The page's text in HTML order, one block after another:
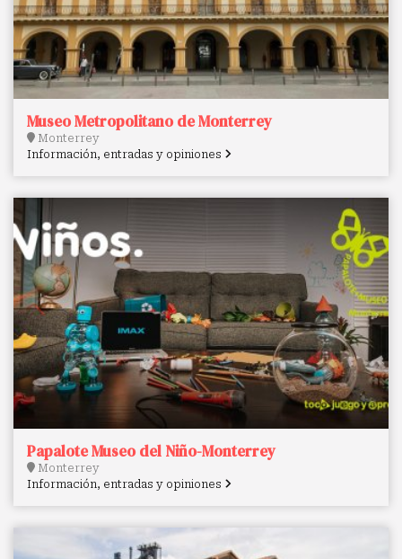
Museo Metropolitano de Monterrey
Monterrey
Información, entradas y opiniones
Papalote Museo del Niño-Monterrey
Monterrey
Información, entradas y opiniones